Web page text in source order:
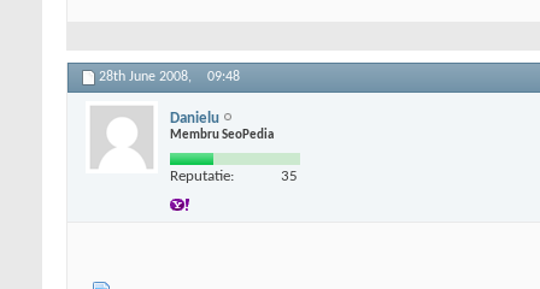
28th June 2008, 09:48
Danielu
Membru SeoPedia
Reputatie: 35